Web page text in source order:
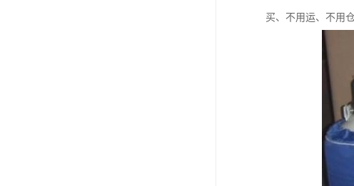
买、不用运、不用